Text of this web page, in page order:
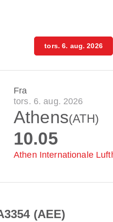
tors. 6. aug. 2026
Fra
tors. 6. aug. 2026
Athens(ATH)
10.05
Athen Internationale
(AEE)